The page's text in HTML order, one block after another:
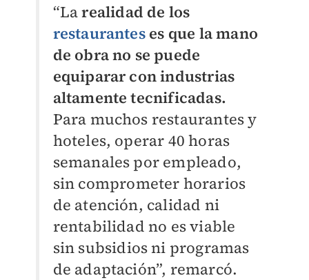
“Larealidad de los
restauranteses que la mano
de obra no se puede
equiparar con industrias
altamente tecnificadas.
Para muchos restaurantes y
hoteles, operar 40 horas
semanales por empleado,
sin comprometer horarios
de atención, calidad ni
rentabilidad no es viable
sin subsidios ni programas
de adaptación”, remarcó.